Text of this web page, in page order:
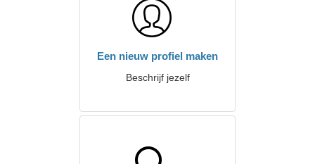
Een nieuw profiel maken
Beschrijf jezelf